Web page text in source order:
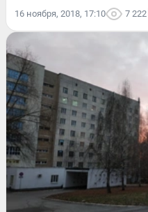
16 ноября, 2018, 17:10 7 222